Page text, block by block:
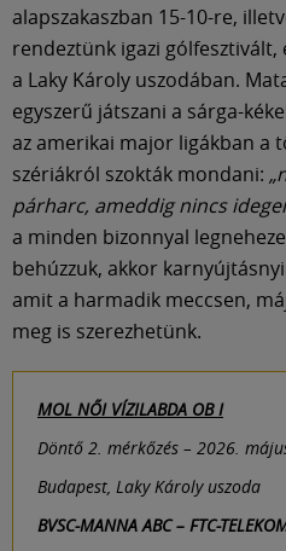
alapszakaszban 15-10-re,
rendeztünk igazi gólfesztivált,
a Laky Károly uszodában.
egyszerű játszani a sárga-
az amerikai major ligákban a
szériákról szokták mondani:
párharc, ameddig nincs
a minden bizonnyal
behúzzuk, akkor
amit a harmadik meccsen,
meg is szerezhetünk.
MOL NŐI VÍZILABDA OB I
Döntő 2. mérkőzés – 2026.
Budapest, Laky Károly uszoda
BVSC-MANNA ABC – FTC-